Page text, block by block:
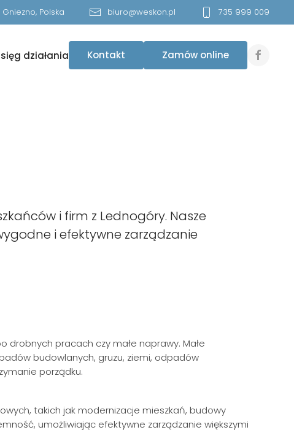
Gniezno, Polska biuro@weskon.pl 735 999 009
działania Kontakt Zamów online
i firm z Lednogóry. Nasze
i efektywne zarządzanie
pracach czy małe naprawy. Małe
budowlanych, gruzu, ziemi, odpadów
porządku.
takich jak modernizacje mieszkań, budowy
umożliwiając efektywne zarządzanie większymi